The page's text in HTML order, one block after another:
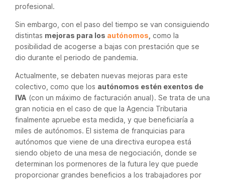
profesional.
Sin embargo, con el paso del tiempo se van consiguiendo
distintas mejoras para los autónomos como la
posibilidad de acogerse a bajas con prestación que se
dio durante el periodo de pandemia.
Actualmente, se debaten nuevas mejoras para este
colectivo, como que los autónomos estén exentos de
IVA (con un máximo de facturación anual). Se trata de una
gran noticia en el caso de que la Agencia Tributaria
finalmente apruebe esta medida, y que beneficiaría a
miles de autónomos. El sistema de franquicias para
autónomos que viene de una directiva europea está
siendo objeto de una mesa de negociación, donde se
determinan los pormenores de la futura ley que puede
proporcionar grandes beneficios a los trabajadores por